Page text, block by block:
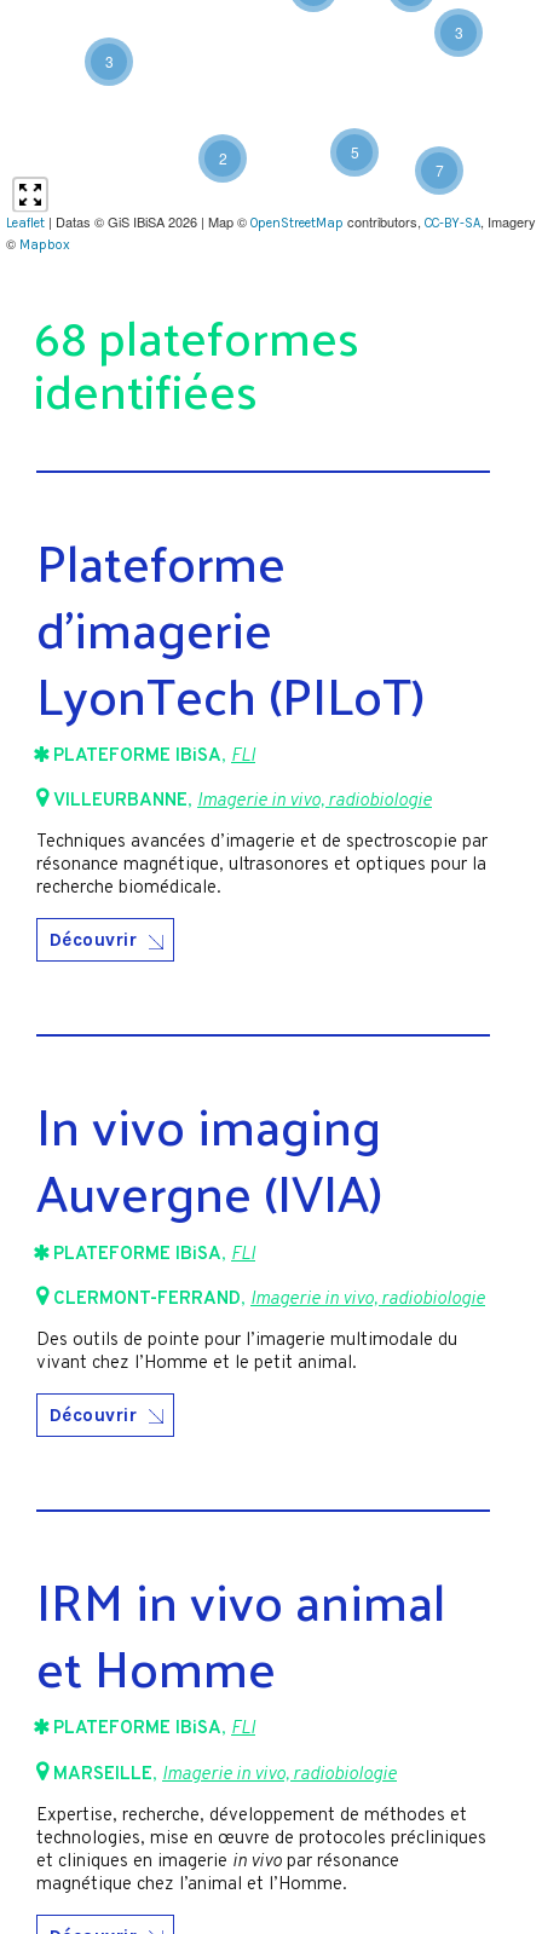
2
3
3
5
7
Leaflet | Datas © GiS IBiSA 2026 | Map © OpenStreetMap contributors, CC-BY-SA, Imagery
© Mapbox
68 plateformes
identifiées
Plateforme
d’imagerie
LyonTech (PILoT)
PLATEFORME IBiSA, FLI
VILLEURBANNE, Imagerie in vivo, radiobiologie
Techniques avancées d’imagerie et de spectroscopie par
résonance magnétique, ultrasonores et optiques pour la
recherche biomédicale.
Découvrir
In vivo imaging
Auvergne (IVIA)
PLATEFORME IBiSA, FLI
CLERMONT-FERRAND, Imagerie in vivo, radiobiologie
Des outils de pointe pour l’imagerie multimodale du
vivant chez l’Homme et le petit animal.
Découvrir
IRM in vivo animal
et Homme
PLATEFORME IBiSA, FLI
MARSEILLE, Imagerie in vivo, radiobiologie
Expertise, recherche, développement de méthodes et
technologies, mise en œuvre de protocoles précliniques
et cliniques en imagerie in vivo par résonance
magnétique chez l’animal et l’Homme.